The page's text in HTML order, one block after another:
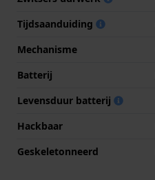
Tijdsaanduiding
Mechanisme
Batterij
Levensduur batterij
Hackbaar
Geskeletonneerd